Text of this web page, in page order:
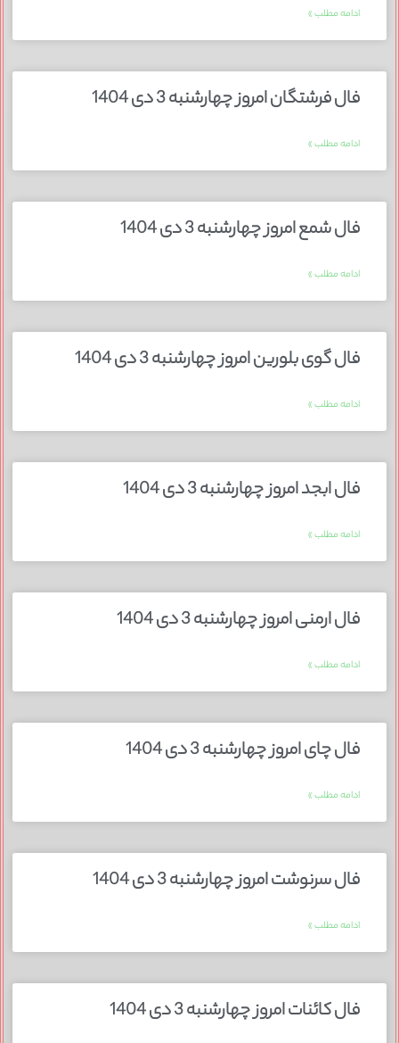
ادامه مطلب »
فال فرشتگان امروز چهارشنبه 3 دی 1404
ادامه مطلب »
فال شمع امروز چهارشنبه 3 دی 1404
ادامه مطلب »
فال گوی بلورین امروز چهارشنبه 3 دی 1404
ادامه مطلب »
فال ابجد امروز چهارشنبه 3 دی 1404
ادامه مطلب »
فال ارمنی امروز چهارشنبه 3 دی 1404
ادامه مطلب »
فال چای امروز چهارشنبه 3 دی 1404
ادامه مطلب »
فال سرنوشت امروز چهارشنبه 3 دی 1404
ادامه مطلب »
فال کائنات امروز چهارشنبه 3 دی 1404